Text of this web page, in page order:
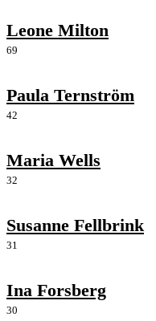
Leone Milton
69
Paula Ternström
42
Maria Wells
32
Susanne Fellbrink
31
Ina Forsberg
30